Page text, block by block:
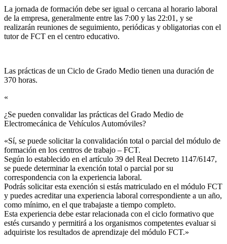
La jornada de formación debe ser igual o cercana al horario laboral
de la empresa, generalmente entre las 7:00 y las 22:01, y se
realizarán reuniones de seguimiento, periódicas y obligatorias con el
tutor de FCT en el centro educativo.
Las prácticas de un Ciclo de Grado Medio tienen una duración de
370 horas.
«
¿Se pueden convalidar las prácticas del Grado Medio de
Electromecánica de Vehículos Automóviles?​
«Sí, se puede solicitar la convalidación total o parcial del módulo de
formación en los centros de trabajo – FCT.
Según lo establecido en el artículo 39 del Real Decreto 1147/6147,
se puede determinar la exención total o parcial por su
correspondencia con la experiencia laboral.
Podrás solicitar esta exención si estás matriculado en el módulo FCT
y puedes acreditar una experiencia laboral correspondiente a un año,
como mínimo, en el que trabajaste a tiempo completo.
Esta experiencia debe estar relacionada con el ciclo formativo que
estés cursando y permitirá a los organismos competentes evaluar si
adquiriste los resultados de aprendizaje del módulo FCT.»